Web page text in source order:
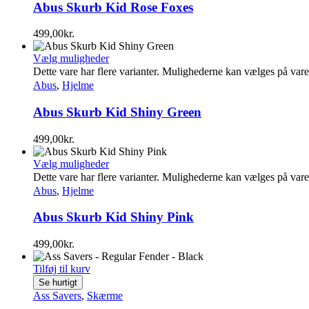
Abus Skurb Kid Rose Foxes
499,00kr.
Vælg muligheder
Dette vare har flere varianter. Mulighederne kan vælges på
Abus, Hjelme
Abus Skurb Kid Shiny Green
499,00kr.
Vælg muligheder
Dette vare har flere varianter. Mulighederne kan vælges på
Abus, Hjelme
Abus Skurb Kid Shiny Pink
499,00kr.
Tilføj til kurv
Se hurtigt
Ass Savers, Skærme